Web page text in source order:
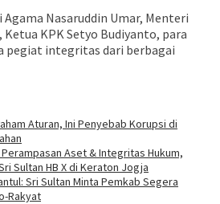
Nasaruddin Umar, Menteri
Ketua KPK Setyo Budiyanto, para
pegiat integritas dari berbagai
Aturan, Ini Penyebab Korupsi di
Perampasan Aset & Integritas Hukum,
Sultan HB X di Keraton Jogja
Sri Sultan Minta Pemkab Segera
Rakyat